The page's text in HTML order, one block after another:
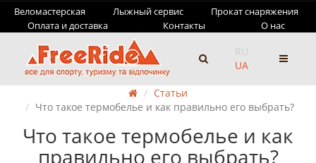
Веломастерская Лыжный сервис
Прокат снаряжения
Оплата и доставка
Контакты О нас
RU
UA
Статьи
Что такое термобелье и как правильно его выбрать?
Что такое термобелье и как
правильно его выбрать?